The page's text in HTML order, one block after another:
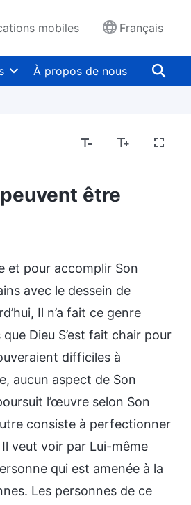
mobiles Français
À propos de nous
être
et pour accomplir Son
avec le dessein de
Il n’a fait ce genre
Dieu S’est fait chair pour
difficiles à
aucun aspect de Son
l’œuvre selon Son
consiste à perfectionner
Il veut voir par Lui-même
qui est amenée à la
Les personnes de ce